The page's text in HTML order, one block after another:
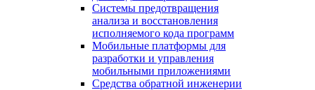
Системы предотвращения
анализа и восстановления
исполняемого кода программ
Мобильные платформы для
разработки и управления
мобильными приложениями
Средства обратной инженерии